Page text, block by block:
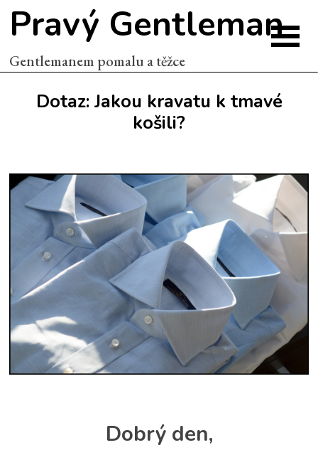
Pravý Gentleman
Gentlemanem pomalu a těžce
Dotaz: Jakou kravatu k tmavé
košili?
Dobrý den,